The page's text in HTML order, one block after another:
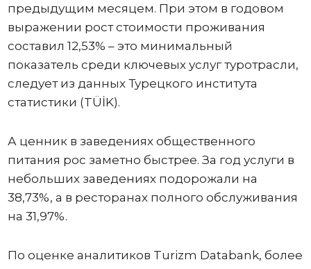
предыдущим месяцем. При этом в годовом
выражении рост стоимости проживания
составил 12,53% – это минимальный
показатель среди ключевых услуг туротрасли,
следует из данных Турецкого института
статистики (TÜİK).
А ценник в заведениях общественного
питания рос заметно быстрее. За год услуги в
небольших заведениях подорожали на
38,73%, а в ресторанах полного обслуживания
на 31,97%.
По оценке аналитиков Turizm Databank, более